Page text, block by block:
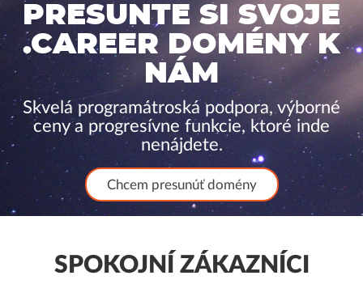
PRESUNTE SI SVOJE
.CAREER DOMÉNY K
NÁM
Skvelá programátroská podpora, výborné
ceny a progresívne funkcie, ktoré inde
nenájdete.
Chcem presunúť domény
SPOKOJNÍ ZÁKAZNÍCI